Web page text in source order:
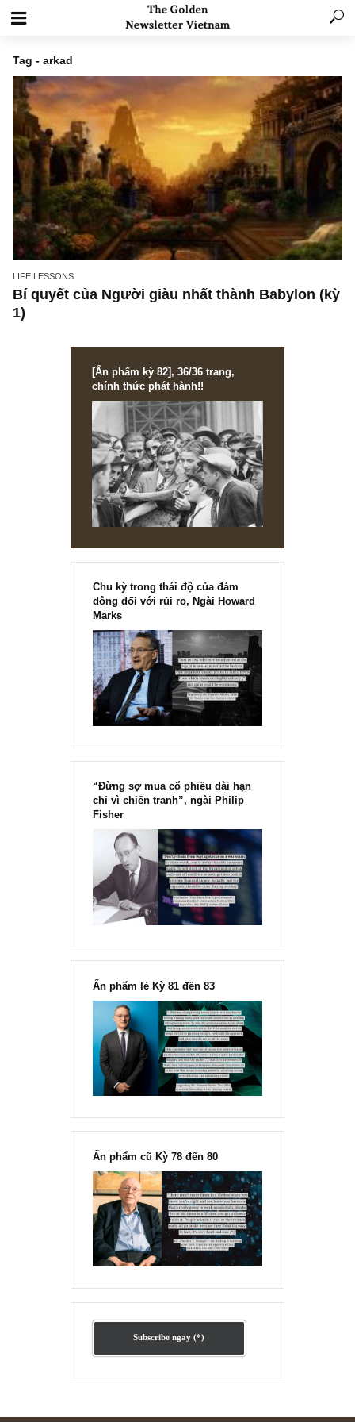
Tag - arkad
LIFE LESSONS
[Ấn phẩm kỳ 82], 36/36 trang,
chính thức phát hành!!
Chu kỳ trong thái độ của đám
đông đối với rủi ro, Ngài Howard
Marks
“Đừng sợ mua cổ phiếu dài hạn
chỉ vì chiến tranh”, ngài Philip
Fisher
Ấn phẩm lẻ Kỳ 81 đến 83
Ấn phẩm cũ Kỳ 78 đến 80